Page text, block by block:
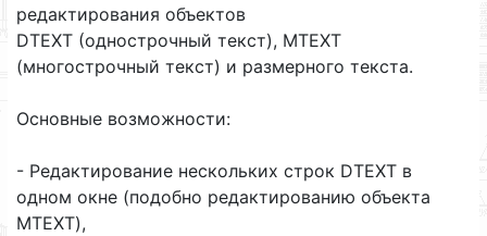
редактирования объектов
DTEXT (однострочный текст), MTEXT
(многострочный текст) и размерного текста.
Основные возможности:
- Редактирование нескольких строк DTEXT в
одном окне (подобно редактированию объекта
MTEXT),